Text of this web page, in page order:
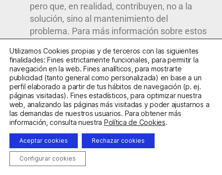
pero que, en realidad, contribuyen, no a la
solución, sino al mantenimiento del
problema. Para más información sobre estos
apartadoIr de mal en peordel menú
superior.
Técnicas de respiración:la respiración
controlada puede ser útil para reducir la
sobreactivación psicológica y para, prevenir
o controlar la hiperventilación en los casos
en que se da hiperventilación o que
presentan dolor u opresión en el pecho al
tender a respirar torácicamente.
Utilizamos Cookies propias y de terceros con las siguientes
finalidades: Fines estrictamente funcionales, para permitir la
navegación en la web. Fines analíticos, para mostrarte
publicidad (tanto general como personalizada) en base a un
perfil elaborado a partir de tus hábitos de navegación (p. ej.
páginas visitadas). Fines estadísticos, para optimizar nuestra
web, analizando las páginas más visitadas y poder ajustarnos a
las demandas de nuestros usuarios. Para obtener más
información, consulta nuestra Política de Cookies.
Aceptar cookies Rechazar cookies
Configurar cookies